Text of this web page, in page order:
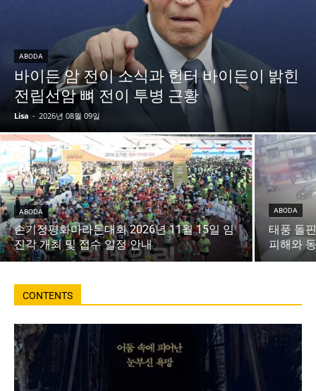
ABODA
바이든 암 전이 소식과 헌터 바이든이 밝힌
전립선암 뼈 전이 투병 근황
Lisa - 2026년 08월 09일
ABODA
손기정평화마라톤대회 2026년 11월 15일 임
진각 개최 및 접수 일정 안내
ABODA
태풍 돌
피해와
CONTENTS